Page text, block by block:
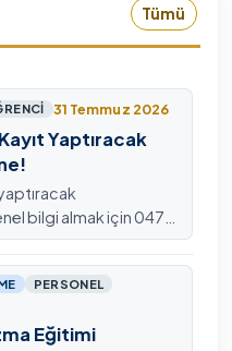
Tümü
31 Temmuz 2026
Yaptıracak
bilgi almak için 0478
telefondan
PERSONEL
Eğitimi